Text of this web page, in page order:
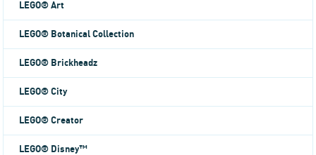
LEGO® Art
LEGO® Botanical Collection
LEGO® Brickheadz
LEGO® City
LEGO® Creator
LEGO® Disney™